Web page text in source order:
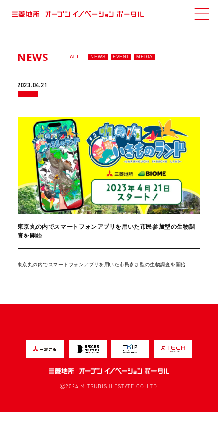
NEWS ALL NEWS EVENT MEDIA
2023.04.21
東京丸の内でスマートフォンアプリを用いた市民参加型の生物調
査を開始
東京丸の内でスマートフォンアプリを用いた市民参加型の生物調査を開始
Ⓒ2024 MITSUBISHI ESTATE CO. LTD.